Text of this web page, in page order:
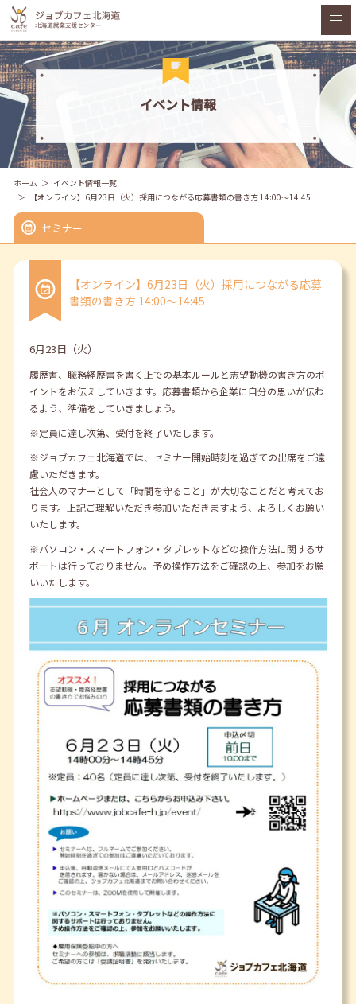
イベント情報
ホーム
イベント情報一覧
【オンライン】6月23日（火）採用につながる応募書類の書き方 14:00～14:45
セミナー
【オンライン】6月23日（火）採用につながる応募
書類の書き方 14:00～14:45
6月23日（火）
履歴書、職務経歴書を書く上での基本ルールと志望動機の書き方のポ
イントをお伝えしていきます。応募書類から企業に自分の思いが伝わ
るよう、準備をしていきましょう。
※定員に達し次第、受付を終了いたします。
※ジョブカフェ北海道では、セミナー開始時刻を過ぎての出席をご遠
慮いただきます。
社会人のマナーとして「時間を守ること」が大切なことだと考えてお
ります。上記ご理解いただき参加いただきますよう、よろしくお願い
いたします。
※パソコン・スマートフォン・タブレットなどの操作方法に関するサ
ポートは行っておりません。予め操作方法をご確認の上、参加をお願
いいたします。